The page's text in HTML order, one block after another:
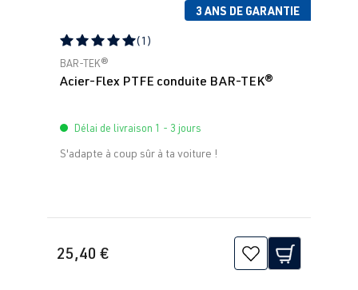
3 ANS DE GARANTIE
Note moyenne de 5 sur 5 étoiles
(1)
BAR-TEK®
Acier-Flex PTFE conduite BAR-TEK®
Délai de livraison 1 - 3 jours
S'adapte à coup sûr à ta voiture !
25,40 €